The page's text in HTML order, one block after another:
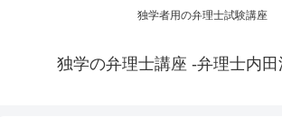
独学者用の弁理士試験講座
独学の弁理士講座 -弁理士内